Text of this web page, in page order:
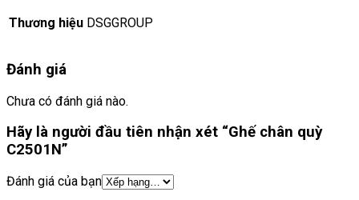
Thương hiệu DSGGROUP
Đánh giá
Chưa có đánh giá nào.
Hãy là người đầu tiên nhận xét “Ghế chân quỳ
C2501N”
Đánh giá của bạn